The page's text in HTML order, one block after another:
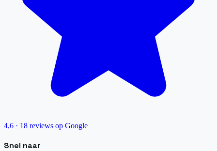
4,6 · 18 reviews op Google
Snel naar